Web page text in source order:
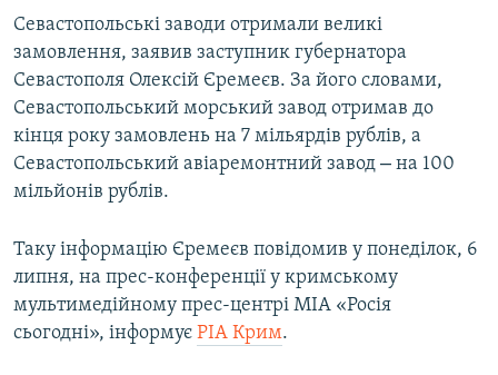
пошуку
ІНТЕРВ'Ю
ВСЕ ЗА ДЕНЬ
СПЕЦПРОЕКТИ
ДЕПОРТАЦІЯ
ВІДЕОУРОКИ «ELIFBE»
УКРАЇНСЬКА ПРОБЛЕМА КРИМУ
ІНФОГРАФІКА
ЯК ОБІЙТИ БЛОКУВАННЯ
Qırımtatar
ДОЛУЧАЙСЯ!
Севастопольські заводи отримали великі
замовлення, заявив заступник губернатора
Севастополя Олексій Єремеєв. За його словами,
Севастопольський морський завод отримав до
кінця року замовлень на 7 мільярдів рублів, а
Севастопольський авіаремонтний завод – на 100
мільйонів рублів.
Таку інформацію Єремеєв повідомив у понеділок, 6
липня, на прес-конференції у кримському
мультимедійному прес-центрі МІА «Росія
сьогодні», інформує РІА Крим.